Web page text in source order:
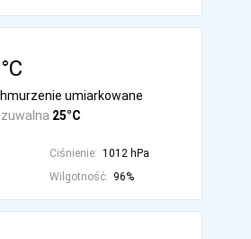
25°C
umiarkowane
Ciśnienie: 1012 hPa
Wilgotność: 96%